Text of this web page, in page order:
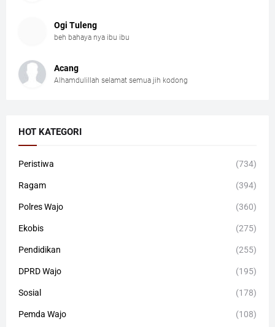
Ogi Tuleng
beh bahaya nya ibu ibu
Acang
Alhamdulillah selamat semua jih kodong
HOT KATEGORI
Peristiwa (734)
Ragam (394)
Polres Wajo (360)
Ekobis (275)
Pendidikan (255)
DPRD Wajo (195)
Sosial (178)
Pemda Wajo (108)